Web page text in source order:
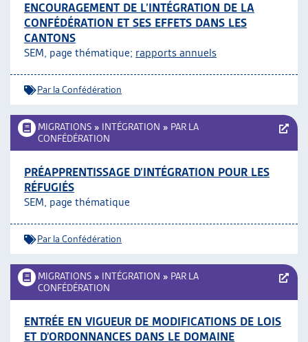
GUIDE SOCIAL ROMAND
AUTRES
ARTIAS
PROJETS ET ACTIVITÉS
ENCOURAGEMENT DE L’INTÉGRATION DE LA
CONFÉDÉRATION ET SES EFFETS DANS LES
CANTONS
SEM, page thématique; rapports annuels
Par la Confédération
MIGRATIONS » INTÉGRATION » PAR LA
CONFÉDÉRATION
PRÉAPPRENTISSAGE D’INTÉGRATION POUR LES
RÉFUGIÉS
SEM, page thématique
Par la Confédération
MIGRATIONS » INTÉGRATION » PAR LA
CONFÉDÉRATION
ENTRÉE EN VIGUEUR DE MODIFICATIONS DE LOIS
ET D’ORDONNANCES DANS LE DOMAINE